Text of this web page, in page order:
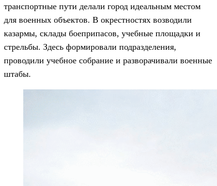
транспортные пути делали город идеальным местом
для военных объектов. В окрестностях возводили
казармы, склады боеприпасов, учебные площадки и
стрельбы. Здесь формировали подразделения,
проводили учебное собрание и разворачивали военные
штабы.